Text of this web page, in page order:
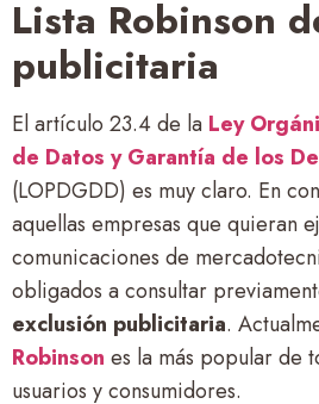
Lista Robinson
publicitaria
El artículo 23.4 de la Ley
de Datos y Garantía de los
(LOPDGDD) es muy claro. En
aquellas empresas que quieran
comunicaciones de
obligados a consultar
exclusión publicitaria.
Robinson es la más popular de
usuarios y consumidores.